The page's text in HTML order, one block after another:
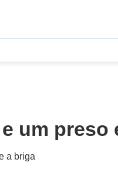
um preso
a briga